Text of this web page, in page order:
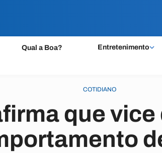
Qual a Boa? Entretenimento
COTIDIANO
que vice